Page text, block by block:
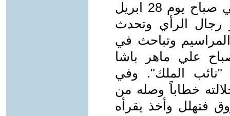
الدموية وعودة التعفن الموضعي. وفي صباح يوم 28 ابريل
رجال الرأي وتحدث
وتباحث في
علي ماهر باشا
الملك". وفي
27 تسلم جلالته خطاباً وصله من
فتهلل وأخذ يقرأه